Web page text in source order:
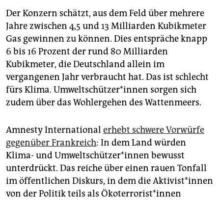
Der Konzern schätzt, aus dem Feld über mehrere
Jahre zwischen 4,5 und 13 Milliarden Kubikmeter
Gas gewinnen zu können. Dies entspräche knapp
6 bis 16 Prozent der rund 80 Milliarden
Kubikmeter, die Deutschland allein im
vergangenen Jahr verbraucht hat. Das ist schlecht
fürs Klima. Um­welt­schüt­ze­r*in­nen sorgen sich
zudem über das Wohlergehen des Wattenmeers.
Amnesty International erhebt schwere Vorwürfe
gegenüber Frankreich: In dem Land würden
Klima- und Um­welt­schüt­ze­r*in­nen bewusst
unterdrückt. Das reiche über einen rauen Tonfall
im öffentlichen Diskurs, in dem die Ak­ti­vis­t*in­nen
von der Politik teils als Öko­ter­ro­ris­t*in­nen